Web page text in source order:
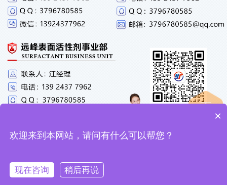
微信咨询 电话咨询
×
欢迎来到本网站，请问有什么可以帮您？
现在咨询 稍后再说